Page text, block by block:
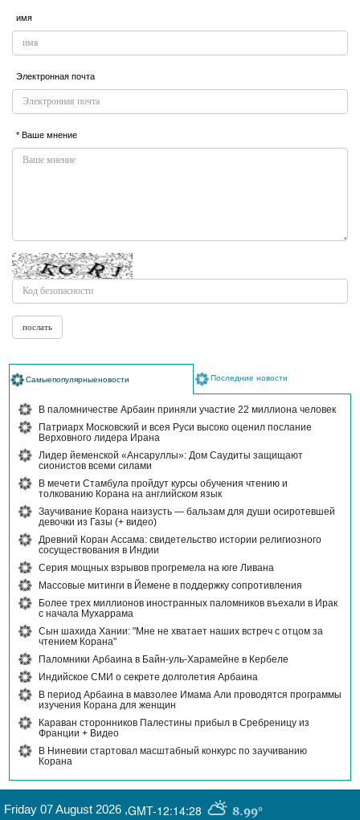
имя
Электронная почта
* Ваше мнение
Самыепопулярныеновости Последние новости
В паломничестве Арбаин приняли участие 22 миллиона человек
Патриарх Московский и всея Руси высоко оценил послание
Верховного лидера Ирана
Лидер йеменской «Ансаруллы»: Дом Саудиты защищают
сионистов всеми силами
В мечети Стамбула пройдут курсы обучения чтению и
толкованию Корана на английском язык
Заучивание Корана наизусть — бальзам для души осиротевшей
девочки из Газы (+ видео)
Древний Коран Ассама: свидетельство истории религиозного
сосуществования в Индии
Серия мощных взрывов прогремела на юге Ливана
Массовые митинги в Йемене в поддержку сопротивления
Более трех миллионов иностранных паломников въехали в Ирак
с начала Мухаррама
Сын шахида Хании: "Мне не хватает наших встреч с отцом за
чтением Корана"
Паломники Арбаина в Байн-уль-Харамейне в Кербеле
Индийское СМИ о секрете долголетия Арбаина
В период Арбаина в мавзолее Имама Али проводятся программы
изучения Корана для женщин
Караван сторонников Палестины прибыл в Сребреницу из
Франции + Видео
В Ниневии стартовал масштабный конкурс по заучиванию
Корана
GMT-12:14:28 8.99°
Friday 07 August 2026 ,